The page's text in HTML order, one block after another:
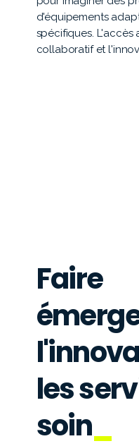
d'équipements
spécifiques. L'accès
collaboratif et
Faire
les
soin